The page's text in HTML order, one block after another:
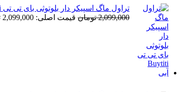
تراول ماگ اسپیکر دار بلوتوثی بای تی تی Buytiti آبی
2,099,000 تومان قیمت اصلی: 2,099,000 تومان بود.